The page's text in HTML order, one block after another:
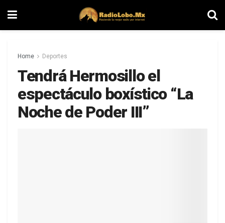
Home Deportes
Tendrá Hermosillo el
espectáculo boxístico “La
Noche de Poder III”